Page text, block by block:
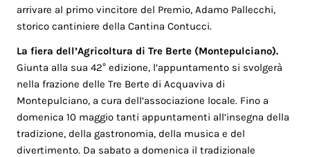
arrivare al primo vincitore del Premio, Adamo Pallecchi,
storico cantiniere della Cantina Contucci.
La fiera dell’Agricoltura di Tre Berte (Montepulciano).
Giunta alla sua 42° edizione, l’appuntamento si svolgerà
nella frazione delle Tre Berte di Acquaviva di
Montepulciano, a cura dell’associazione locale. Fino a
domenica 10 maggio tanti appuntamenti all’insegna della
tradizione, della gastronomia, della musica e del
divertimento. Da sabato a domenica il tradizionale